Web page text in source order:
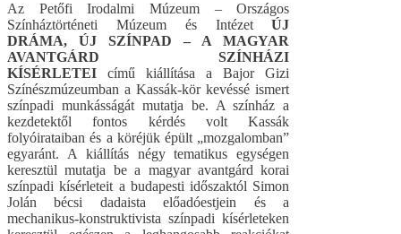
Az Petőfi Irodalmi Múzeum – Országos
Színháztörténeti Múzeum és IntézetÚJ
DRÁMA, ÚJ SZÍNPAD – A MAGYAR
AVANTGÁRD SZÍNHÁZI
KÍSÉRLETEIcímű kiállítása a Bajor Gizi
Színészmúzeumban a Kassák-kör kevéssé ismert
színpadi munkásságát mutatja be. A színház a
kezdetektől fontos kérdés volt Kassák
folyóirataiban és a köréjük épült „mozgalomban”
egyaránt. A kiállítás négy tematikus egységen
keresztül mutatja be a magyar avantgárd korai
színpadi kísérleteit a budapesti időszaktól Simon
Jolán bécsi dadaista előadóestjein és a
mechanikus-konstruktivista színpadi kísérleteken